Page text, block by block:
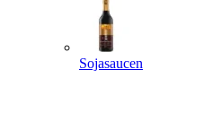
Sojasaucen